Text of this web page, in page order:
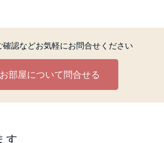
確認などお気軽にお問合せください
部屋について問合せる
す